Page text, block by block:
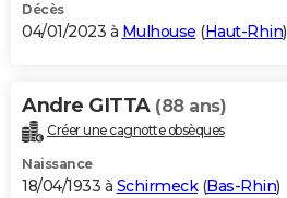
Décès
04/01/2023 à Mulhouse (Haut-Rhin)
Andre GITTA (88 ans)
Créer une cagnotte obsèques
Naissance
18/04/1933 à Schirmeck(Bas-Rhin)